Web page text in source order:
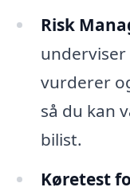
Risk
vurderer
så du kan
bilist.
Køretest